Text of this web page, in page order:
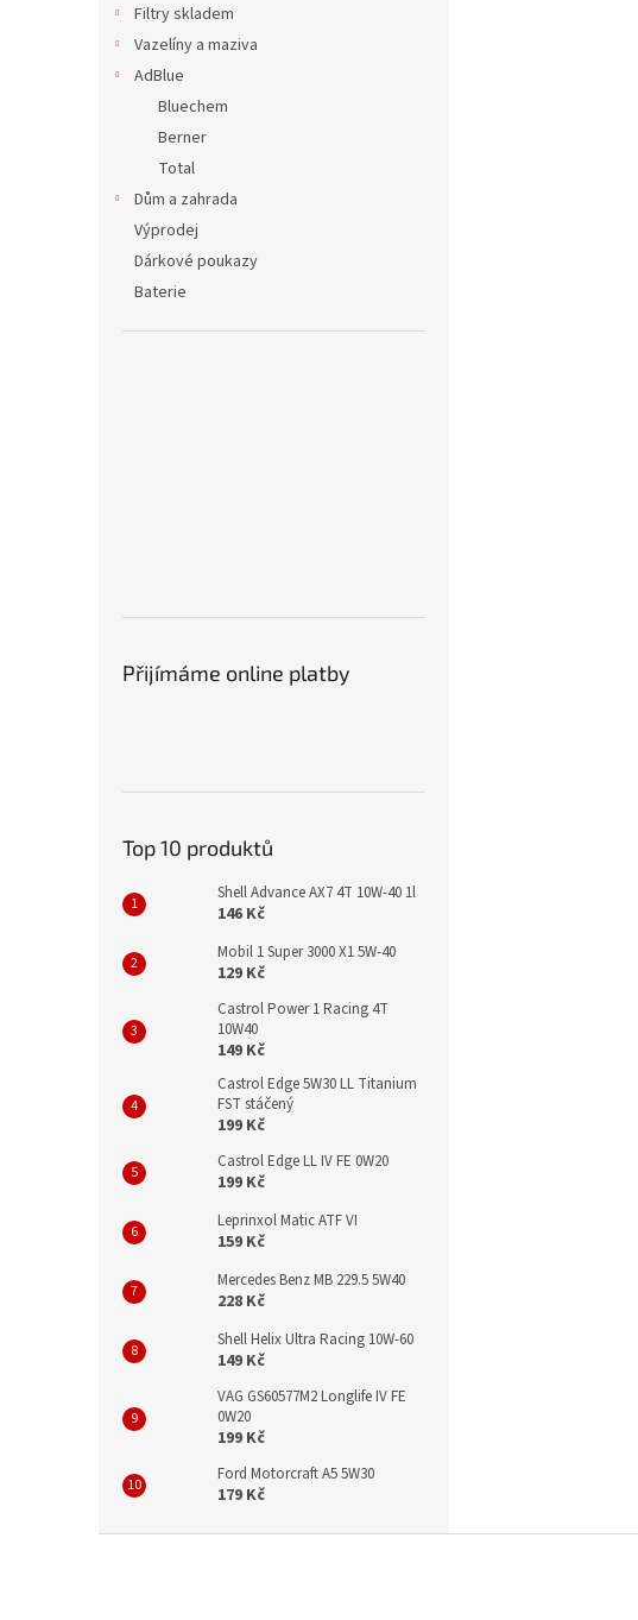
Filtry skladem
Vazelíny a maziva
AdBlue
Bluechem
Berner
Total
Dům a zahrada
Výprodej
Dárkové poukazy
Baterie
Přijímáme online platby
Top 10 produktů
Shell Advance AX7 4T 10W-40 1l
146 Kč
Mobil 1 Super 3000 X1 5W-40
129 Kč
Castrol Power 1 Racing 4T
10W40
149 Kč
Castrol Edge 5W30 LL Titanium
FST stáčený
199 Kč
Castrol Edge LL IV FE 0W20
199 Kč
Leprinxol Matic ATF VI
159 Kč
Mercedes Benz MB 229.5 5W40
228 Kč
Shell Helix Ultra Racing 10W-60
149 Kč
VAG GS60577M2 Longlife IV FE
0W20
199 Kč
Ford Motorcraft A5 5W30
179 Kč